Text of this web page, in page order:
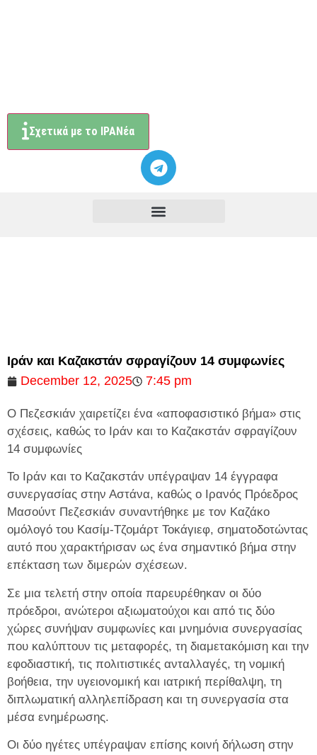
Σχετικά με το ΙΡΑΝέα
Ιράν και Καζακστάν σφραγίζουν 14 συμφωνίες
December 12, 2025
7:45 pm
Ο Πεζεσκιάν χαιρετίζει ένα «αποφασιστικό βήμα» στις
σχέσεις, καθώς το Ιράν και το Καζακστάν σφραγίζουν
14 συμφωνίες
Το Ιράν και το Καζακστάν υπέγραψαν 14 έγγραφα
συνεργασίας στην Αστάνα, καθώς ο Ιρανός Πρόεδρος
Μασούντ Πεζεσκιάν συναντήθηκε με τον Καζάκο
ομόλογό του Κασίμ-Τζομάρτ Τοκάγιεφ, σηματοδοτώντας
αυτό που χαρακτήρισαν ως ένα σημαντικό βήμα στην
επέκταση των διμερών σχέσεων.
Σε μια τελετή στην οποία παρευρέθηκαν οι δύο
πρόεδροι, ανώτεροι αξιωματούχοι και από τις δύο
χώρες συνήψαν συμφωνίες και μνημόνια συνεργασίας
που καλύπτουν τις μεταφορές, τη διαμετακόμιση και την
εφοδιαστική, τις πολιτιστικές ανταλλαγές, τη νομική
βοήθεια, την υγειονομική και ιατρική περίθαλψη, τη
διπλωματική αλληλεπίδραση και τη συνεργασία στα
μέσα ενημέρωσης.
Οι δύο ηγέτες υπέγραψαν επίσης κοινή δήλωση στην